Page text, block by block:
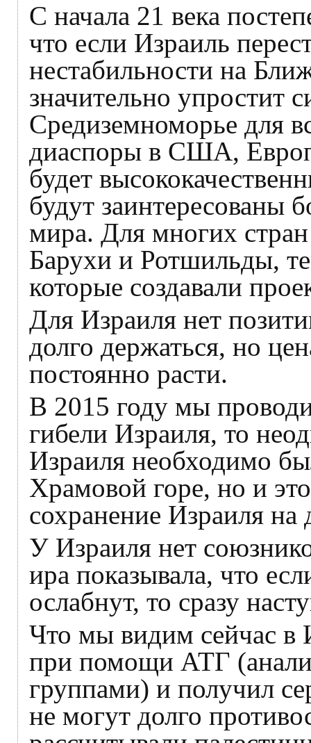
С начала 21 века
что если Израиль
нестабильности на
значительно упростит
Средиземноморье для
диаспоры в США,
будет
будут заинтересованы
мира. Для многих
Барухи и Ротшильды,
которые создавали
Для Израиля нет
долго держаться, но
постоянно расти.
В 2015 году мы
гибели Израиля, то
Израиля необходимо
Храмовой горе, но и
сохранение Израиля на
У Израиля нет
ира показывала, что
ослабнут, то сразу
Что мы видим сейчас
при помощи АТГ
группами) и получил
не могут долго